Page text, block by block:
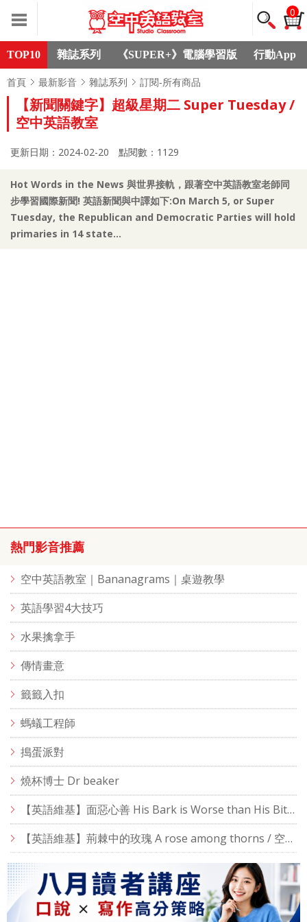
0
TOP10 雜誌系列 《SUPER+》電腦學習版 行動App
首頁 最新影音 雜誌系列 訂閱-所有商品
【新聞關鍵字】超級星期二 Super Tuesday /
空中英語教室
更新日期：2024-02-20 點閱數：1129
Hot Words in the News 與世界接軌，跟著空中英語教室老師同
步學習國際新聞! 英語新聞與中譯如下:On March 5, or Super
Tuesday, the Republican and Democratic Parties will hold
primaries in 14 state...
熱門影音推薦
空中英語教室｜Bananagrams｜桌遊教學
英語學習4大技巧
水果擒拿手
傳情畫意
籤籤入扣
螞蟻工程師
搗蛋派對
燒杯博士 Dr beaker
【英語維基】面惡心善 His Bark is Worse than His Bite / 空中英語教室
【英語維基】荊棘中的玫瑰 A rose among thorns / 空中英語教室